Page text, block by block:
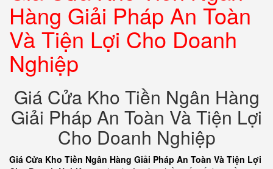
Hàng Giải Pháp An Toàn
Và Tiện Lợi Cho Doanh
Nghiệp
Giá Cửa Kho Tiền Ngân Hàng
Giải Pháp An Toàn Và Tiện Lợi
Cho Doanh Nghiệp
Giá Cửa Kho Tiền Ngân Hàng Giải Pháp An Toàn Và Tiện Lợi